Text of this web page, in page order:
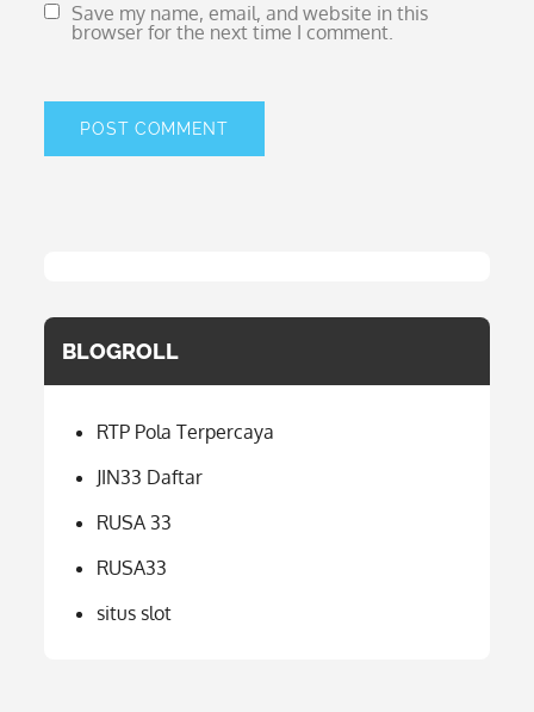
Save my name, email, and website in this
browser for the next time I comment.
BLOGROLL
RTP Pola Terpercaya
JIN33 Daftar
RUSA 33
RUSA33
situs slot